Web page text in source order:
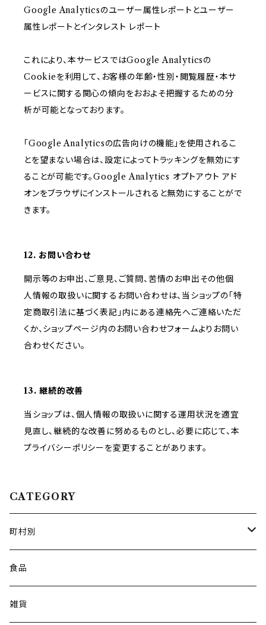
Google Analyticsのユーザー属性レポートとユーザー
属性レポートとインタレスト レポート
これにより、本サービスではGoogle Analyticsの
Cookieを利用して、お客様の年齢・性別・閲覧履歴・本サ
ービスに関する関心の傾向をおおよそ把握するための分
析が可能となっております。
「Google Analyticsの広告向けの機能」を使用されるこ
とを望まない場合は、設定によってトラッキングを無効にす
ることが可能です。Google Analytics オプトアウト アド
オンをブラウザにインストールされると無効にすることがで
きます。
12. お問い合わせ
開示等のお申出、ご意見、ご質問、苦情のお申出その他個
人情報の取扱いに関するお問い合わせは、当ショップの「特
定商取引法に基づく表記」内にある連絡先へご連絡いただ
くか、ショップページ内のお問い合わせフォームよりお問い
合わせください。
13. 継続的改善
当ショップは、個人情報の取扱いに関する運用状況を適宜
見直し、継続的な改善に努めるものとし、必要に応じて、本
プライバシーポリシーを変更することがあります。
CATEGORY
町村別
広野町
楢葉町
食品
雑貨